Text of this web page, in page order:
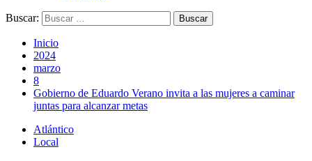
Buscar:
Inicio
2024
marzo
8
Gobierno de Eduardo Verano invita a las mujeres a caminar
juntas para alcanzar metas
Atlántico
Local